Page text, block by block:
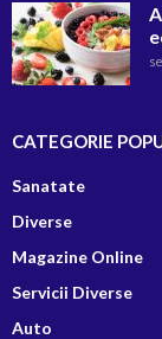
CATEGORIE
Sanatate
Diverse
Magazine Online
Servicii Diverse
Auto